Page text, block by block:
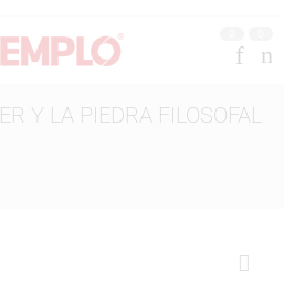
Y LA PIEDRA FILOSOFAL